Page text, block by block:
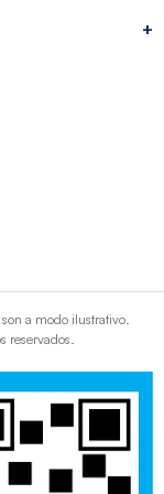
+
a modo ilustrativo.
reservados.